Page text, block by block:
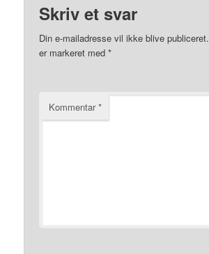
Skriv et svar
Din e-mailadresse vil ikke blive publiceret.
er markeret med*
Kommentar*